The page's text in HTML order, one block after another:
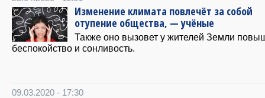
Изменение климата повлечёт за собой
отупение общества, — учёные
Также оно вызовет у жителей Земли
беспокойство и сонливость.
09.03.2020 - 17:30